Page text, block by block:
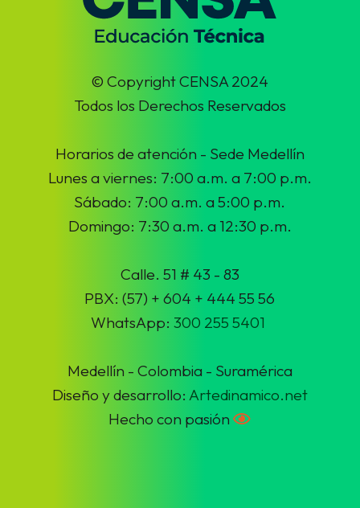
© Copyright CENSA 2024
Todos los Derechos Reservados
Horarios de atención - Sede Medellín
Lunes a viernes: 7:00 a.m. a 7:00 p.m.
Sábado: 7:00 a.m. a 5:00 p.m.
Domingo: 7:30 a.m. a 12:30 p.m.
Calle. 51 # 43 - 83
PBX: (57) + 604 + 444 55 56
WhatsApp:300 255 5401
Medellín - Colombia - Suramérica
Diseño y desarrollo: Artedinamico.net
Hecho con pasión